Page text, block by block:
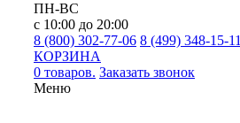
ПН-ВС
с 10:00 до 20:00
8 (800) 302-77-06 8 (499) 348-15-11
КОРЗИНА
0 товаров. Заказать звонок
Меню